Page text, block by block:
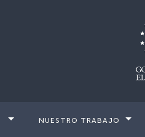
NUESTRO TRABAJO